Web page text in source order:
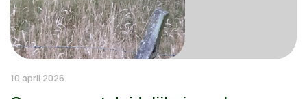
10 april 2026